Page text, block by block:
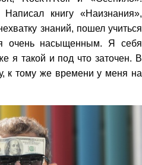
книгу «Наизнания»,
знаний, пошел учиться
очень насыщенным. Я себя
я такой и под что заточен. В
к тому же времени у меня на